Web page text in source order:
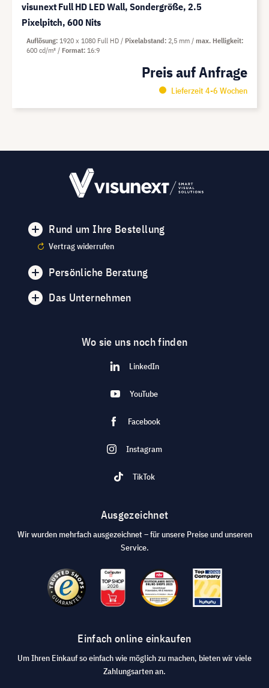
visunext Full HD LED Wall, Sondergröße, 2.5
Pixelpitch, 600 Nits
Preis auf Anfrage
Lieferzeit 4-6 Wochen
Auflösung 1920 x 1080 Full HD Pixelabstand 2,5 mm
max. Helligkeit
600 cd/m²
Format 16:9
Rund um Ihre Bestellung
Vertrag widerrufen
Persönliche Beratung
Das Unternehmen
Wo sie uns noch finden
LinkedIn
YouTube
Facebook
Instagram
TikTok
Ausgezeichnet
Wir wurden mehrfach ausgezeichnet – für unsere Preise und unseren
Service.
Einfach online einkaufen
Um Ihren Einkauf so einfach wie möglich zu machen, bieten wir viele
Zahlungsarten an.